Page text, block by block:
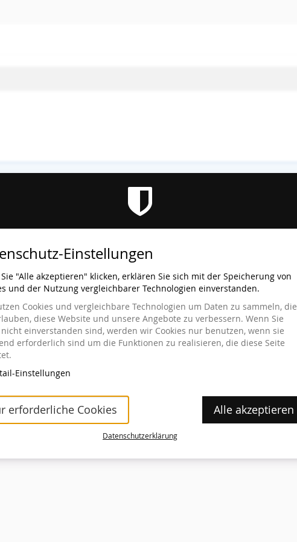
ist beendet.
haben
einsehen oder ändern wollen, klicken Sie auf den Link
geschickt haben. Wenn Sie den Link nicht finden
erneutes Zusenden des Links anzufordern.
Einstellungen
"Alle akzeptieren" klicken, erklären Sie sich mit der Speicherung von
und der Nutzung vergleichbarer Technologien einverstanden.
Cookies und vergleichbare Technologien um Daten zu sammeln, die
diese Website und unsere Angebote zu verbessern. Wenn Sie
einverstanden sind, werden wir Cookies nur benutzen, wenn sie
erforderlich sind um die Funktionen zu realisieren, die diese Seite
Einstellungen
erforderliche Cookies Alle akzeptieren
Datenschutzerklärung